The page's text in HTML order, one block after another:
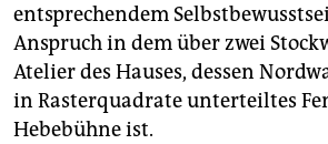
entsprechendem
Anspruch in dem über zwei
Atelier des Hauses, dessen
in Rasterquadrate unterteiltes
Hebebühne ist.